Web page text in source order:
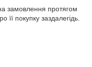
замовлення протягом
покупку заздалегідь.